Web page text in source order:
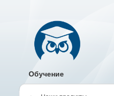
Обучение